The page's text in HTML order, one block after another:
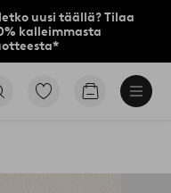
uusi täällä? Tilaa
kalleimmasta
Siirry
Siirry